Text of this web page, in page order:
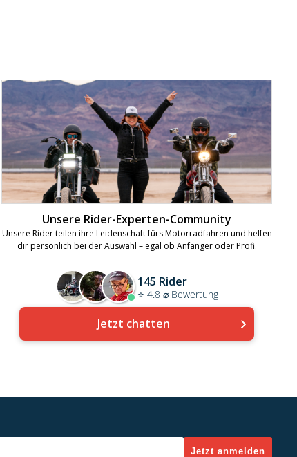
Unsere Rider-Experten-Community
Unsere Rider teilen ihre Leidenschaft fürs Motorradfahren und helfen
dir persönlich bei der Auswahl – egal ob Anfänger oder Profi.
145 Rider
⭐ 4.8 ⌀ Bewertung
Jetzt chatten
Jetzt anmelden